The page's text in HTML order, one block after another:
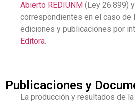
Abierto REDIUNM (Ley 26.899)
correspondientes en el caso de
ediciones y publicaciones por
Editora.
Publicaciones y
La producción y resultados de